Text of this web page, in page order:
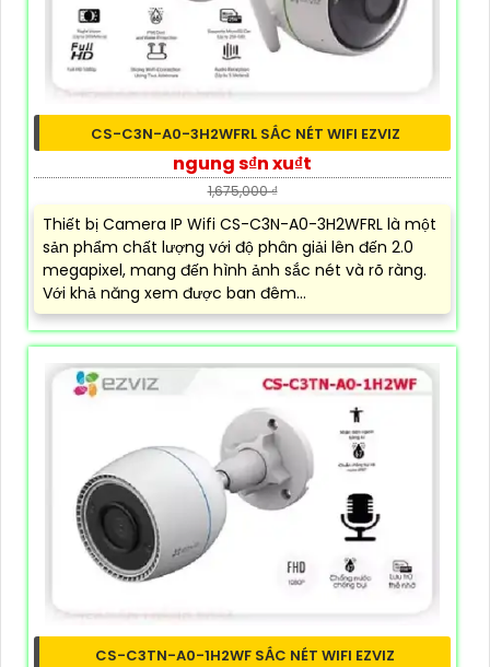
CS-C3N-A0-3H2WFRL SẮC NÉT WIFI EZVIZ
ngung s₫n xu₫t
1,675,000 ₫
Thiết bị Camera IP Wifi CS-C3N-A0-3H2WFRL là một
sản phẩm chất lượng với độ phân giải lên đến 2.0
megapixel, mang đến hình ảnh sắc nét và rõ ràng.
Với khả năng xem được ban đêm...
CS-C3TN-A0-1H2WF SẮC NÉT WIFI EZVIZ